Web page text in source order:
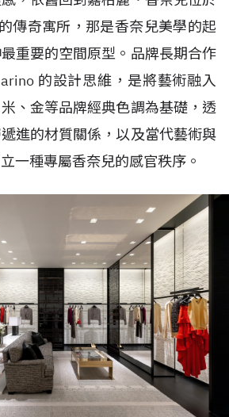
傳奇寓所，那是香奈兒美學的起
重要的空間原型。品牌長期合作
的設計思維，是將藝術融入
、金等品牌經典色調為基礎，透
進的材質關係，以及當代藝術與
一種專屬香奈兒的感官秩序。